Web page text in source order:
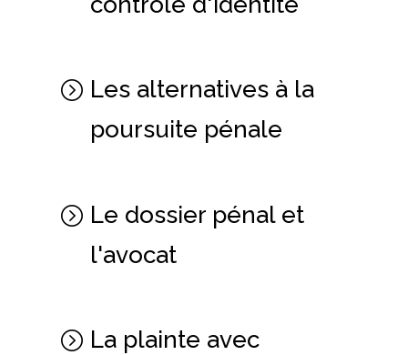
Les alternatives à la
poursuite pénale
Le dossier pénal et
l'avocat
La plainte avec